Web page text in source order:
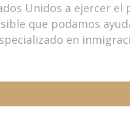
Unidos a ejercer el
que podamos
en